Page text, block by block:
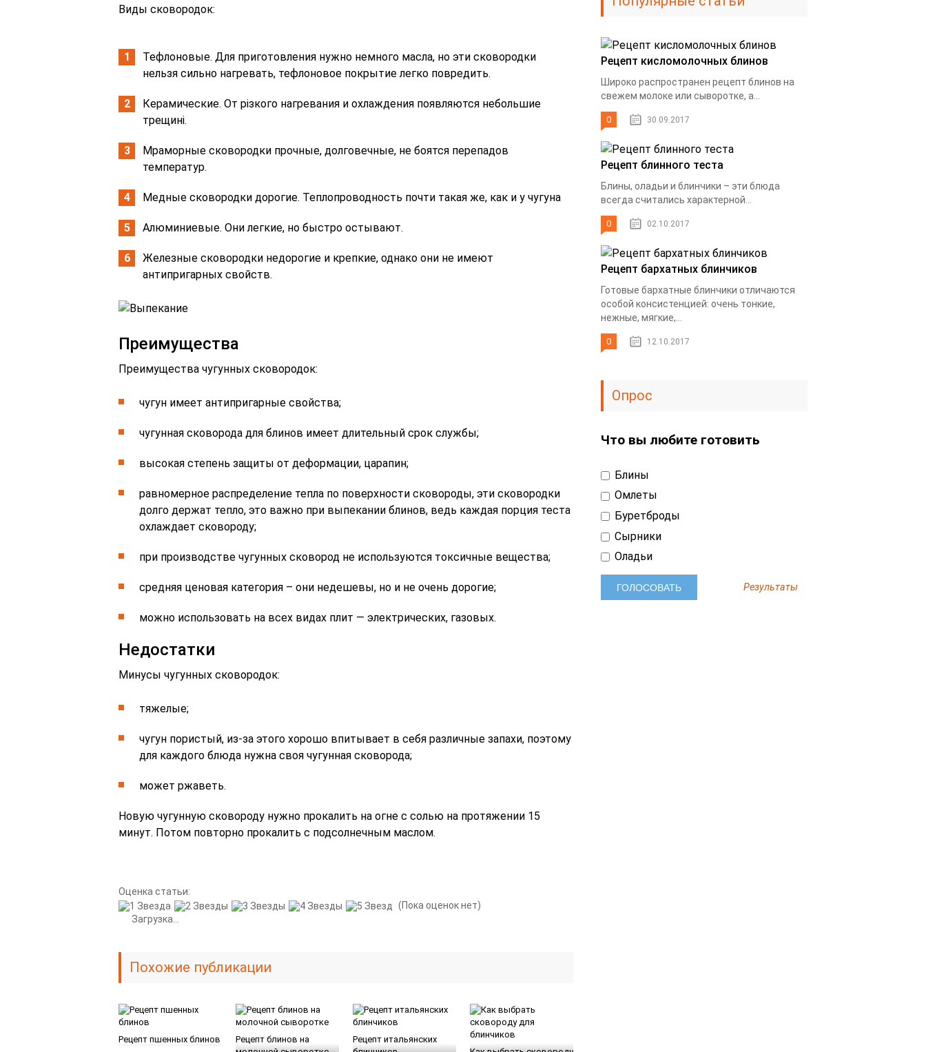
Виды сковородок:
Тефлоновые. Для приготовления нужно немного масла, но эти сковородки
нельзя сильно нагревать, тефлоновое покрытие легко повредить.
Керамические. От різкого нагревания и охлаждения появляются небольшие
трещині.
Мраморные сковородки прочные, долговечные, не боятся перепадов
температур.
Медные сковородки дорогие. Теплопроводность почти такая же, как и у чугуна
Алюминиевые. Они легкие, но быстро остывают.
Железные сковородки недорогие и крепкие, однако они не имеют
антипригарных свойств.
Преимущества
Преимущества чугунных сковородок:
чугун имеет антипригарные свойства;
чугунная сковорода для блинов имеет длительный срок службы;
высокая степень защиты от деформации, царапин;
равномерное распределение тепла по поверхности сковороды, эти сковородки
долго держат тепло, это важно при выпекании блинов, ведь каждая порция теста
охлаждает сковороду;
при производстве чугунных сковород не используются токсичные вещества;
средняя ценовая категория – они недешевы, но и не очень дорогие;
можно использовать на всех видах плит — электрических, газовых.
Недостатки
Минусы чугунных сковородок:
тяжелые;
чугун пористый, из-за этого хорошо впитывает в себя различные запахи, поэтому
для каждого блюда нужна своя чугунная сковорода;
может ржаветь.
Новую чугунную сковороду нужно прокалить на огне с солью на протяжении 15
минут. Потом повторно прокалить с подсолнечным маслом.
Оценка статьи:
(Пока оценок нет)
Загрузка...
Похожие публикации
Рецепт пшенных блинов
Рецепт блинов на
Рецепт итальянских
Рецепт кисломолочных блинов
Широко распространен рецепт блинов на
свежем молоке или сыворотке, а...
0 30.09.2017
Рецепт блинного теста
Блины, оладьи и блинчики – эти блюда
всегда считались характерной...
0 02.10.2017
Рецепт бархатных блинчиков
Готовые бархатные блинчики отличаются
особой консистенцией: очень тонкие,
нежные, мягкие,...
0 12.10.2017
Опрос
Что вы любите готовить
Блины
Омлеты
Буретброды
Сырники
Оладьи
Результаты